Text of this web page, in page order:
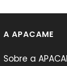
A APACAME
Sobre a